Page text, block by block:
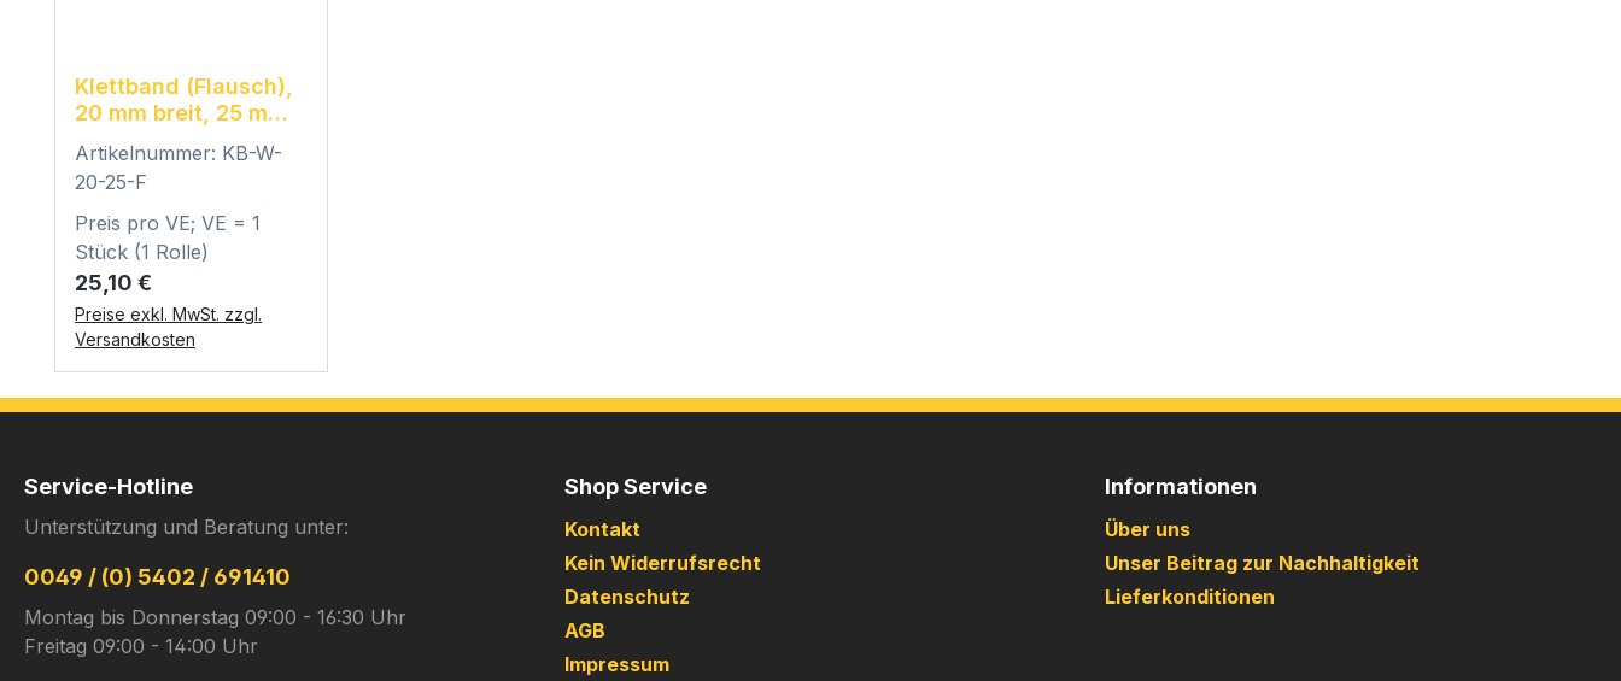
Klettband (Flausch),
20 mm breit, 25 m
Artikelnummer: KB-W-
20-25-F
Preis pro VE; VE = 1
Stück (1 Rolle)
Regulärer Preis:
25,10 €
Preise exkl. MwSt. zzgl.
Versandkosten
Service-Hotline
Unterstützung und Beratung unter:
0049 / (0) 5402 / 691410
Montag bis Donnerstag 09:00 - 16:30 Uhr
Freitag 09:00 - 14:00 Uhr
Shop Service
Kontakt
Kein Widerrufsrecht
Datenschutz
AGB
Impressum
Informationen
Über uns
Unser Beitrag zur Nachhaltigkeit
Lieferkonditionen